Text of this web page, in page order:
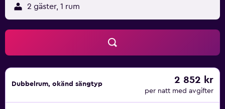
2 gäster, 1 rum
Dubbelrum, okänd sängtyp 2 852 kr
per natt med avgifter